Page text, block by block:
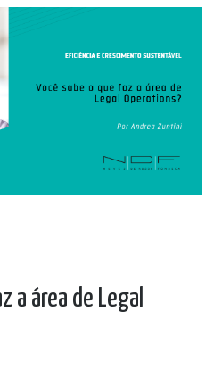
a área de Legal